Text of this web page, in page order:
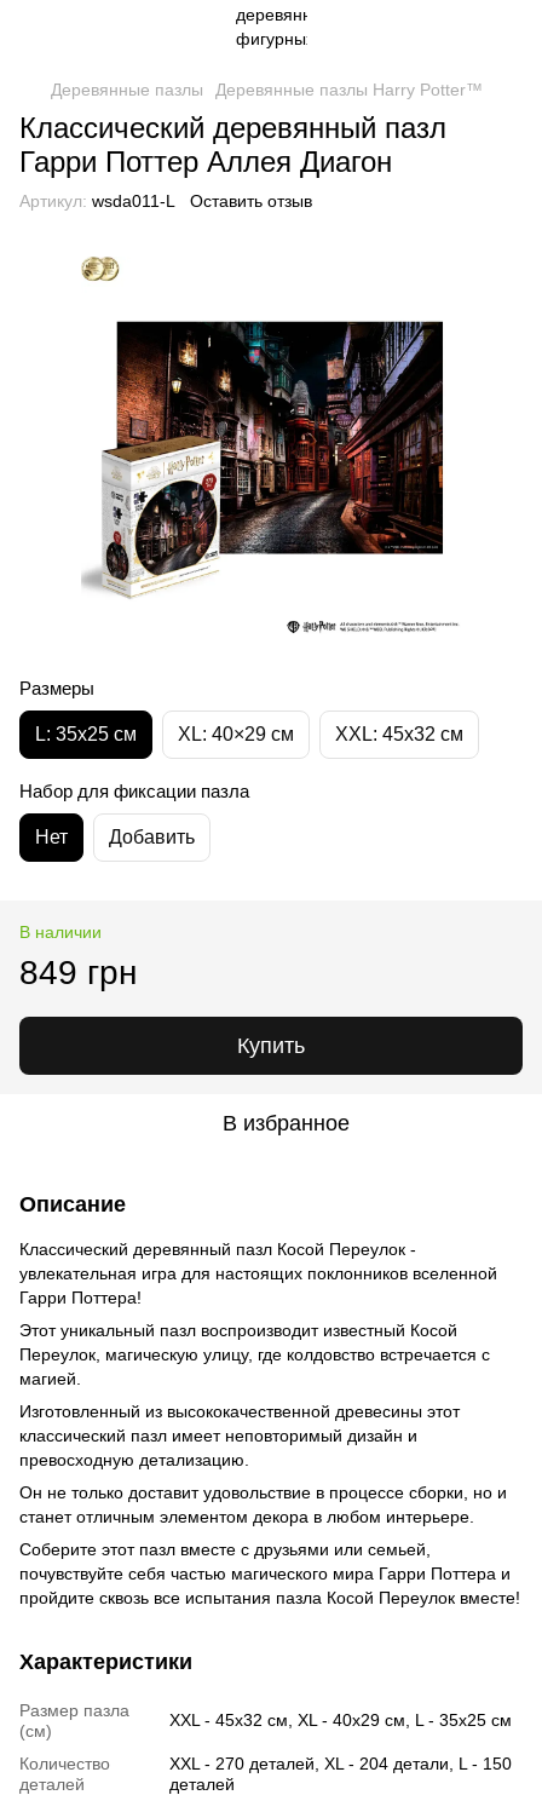
Деревянные пазлы Деревянные пазлы Harry Potter™
Классический деревянный пазл
Гарри Поттер Аллея Диагон
Артикул: wsda011-L Оставить отзыв
Размеры
L: 35х25 см XL: 40×29 см XXL: 45х32 cм
Набор для фиксации пазла
Нет Добавить
В наличии
849 грн
Купить
В избранное
Описание
Классический деревянный пазл Косой Переулок -
увлекательная игра для настоящих поклонников вселенной
Гарри Поттера!
Этот уникальный пазл воспроизводит известный Косой
Переулок, магическую улицу, где колдовство встречается с
магией.
Изготовленный из высококачественной древесины этот
классический пазл имеет неповторимый дизайн и
превосходную детализацию.
Он не только доставит удовольствие в процессе сборки, но и
станет отличным элементом декора в любом интерьере.
Соберите этот пазл вместе с друзьями или семьей,
почувствуйте себя частью магического мира Гарри Поттера и
пройдите сквозь все испытания пазла Косой Переулок вместе!
Характеристики
Размер пазла
(см)
XXL - 45х32 см, XL - 40х29 см, L - 35х25 см
Количество
деталей
XXL - 270 деталей, XL - 204 детали, L - 150
деталей